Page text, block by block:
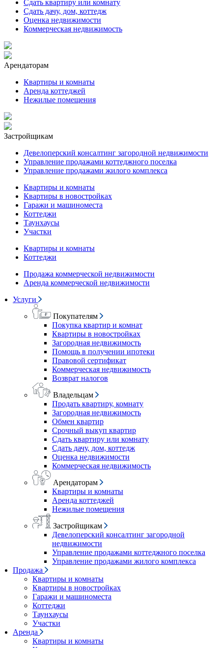
Сдать квартиру или комнату
Сдать дачу, дом, коттедж
Оценка недвижимости
Коммерческая недвижимость
Арендаторам
Квартиры и комнаты
Аренда коттеджей
Нежилые помещения
Застройщикам
Девелоперский консалтинг загородной недвижимости
Управление продажами коттеджного поселка
Управление продажами жилого комплекса
Квартиры и комнаты
Квартиры в новостройках
Гаражи и машиноместа
Коттеджи
Таунхаусы
Участки
Квартиры и комнаты
Коттеджи
Продажа коммерческой недвижимости
Аренда коммерческой недвижимости
Услуги
Покупателям
Покупка квартир и комнат
Квартиры в новостройках
Загородная недвижимость
Помощь в получении ипотеки
Правовой сертификат
Коммерческая недвижимость
Возврат налогов
Владельцам
Продать квартиру, комнату
Загородная недвижимость
Обмен квартир
Срочный выкуп квартир
Сдать квартиру или комнату
Сдать дачу, дом, коттедж
Оценка недвижимости
Коммерческая недвижимость
Арендаторам
Квартиры и комнаты
Аренда коттеджей
Нежилые помещения
Застройщикам
Девелоперский консалтинг загородной
недвижимости
Управление продажами коттеджного поселка
Управление продажами жилого комплекса
Продажа
Квартиры и комнаты
Квартиры в новостройках
Гаражи и машиноместа
Коттеджи
Таунхаусы
Участки
Аренда
Квартиры и комнаты